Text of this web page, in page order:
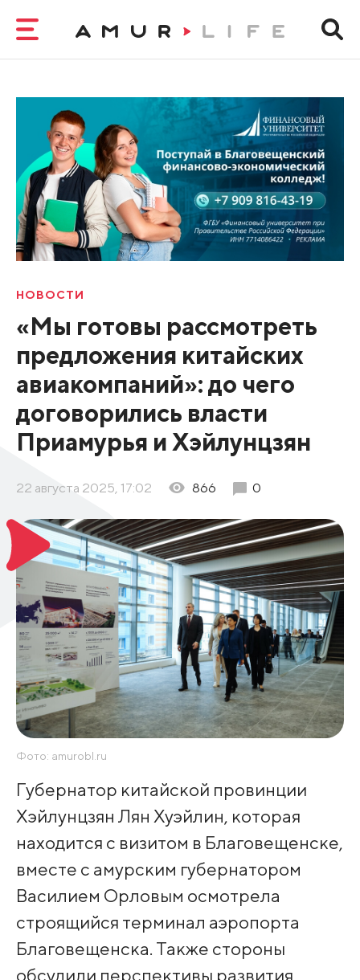
НОВОСТИ
«Мы готовы рассмотреть
предложения китайских
авиакомпаний»: до чего
договорились власти
Приамурья и Хэйлунцзян
22 августа 2025, 17:02 866 0
Фото: amurobl.ru
Губернатор китайской провинции
Хэйлунцзян Лян Хуэйлин, которая
находится с визитом в Благовещенске,
вместе с амурским губернатором
Василием Орловым осмотрела
строящийся терминал аэропорта
Благовещенска. Также стороны
обсудили перспективы развития